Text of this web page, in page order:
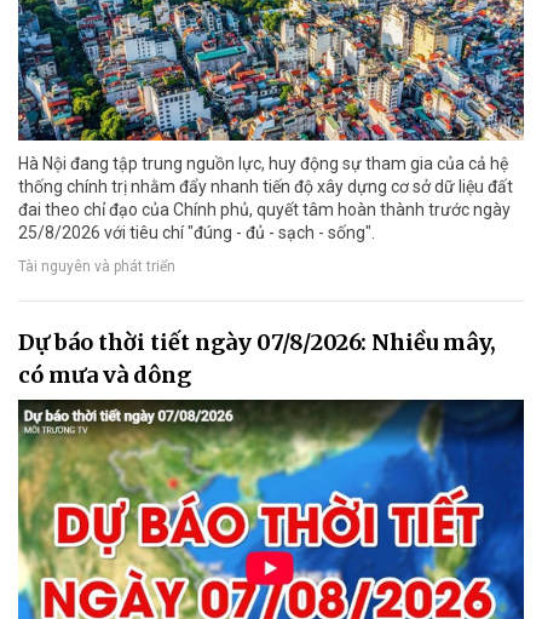
Hà Nội đang tập trung nguồn lực, huy động sự tham gia của cả hệ
thống chính trị nhằm đẩy nhanh tiến độ xây dựng cơ sở dữ liệu đất
đai theo chỉ đạo của Chính phủ, quyết tâm hoàn thành trước ngày
25/8/2026 với tiêu chí "đúng - đủ - sạch - sống".
Tài nguyên và phát triển
Dự báo thời tiết ngày 07/8/2026: Nhiều mây,
có mưa và dông